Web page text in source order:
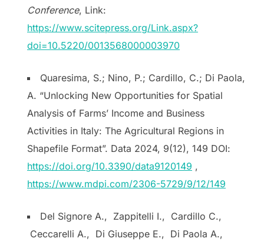
Conference, Link:
https://www.scitepress.org/Link.aspx?
doi=10.5220/0013568000003970
Quaresima, S.; Nino, P.; Cardillo, C.; Di Paola,
A. “Unlocking New Opportunities for Spatial
Analysis of Farms’ Income and Business
Activities in Italy: The Agricultural Regions in
Shapefile Format”. Data 2024, 9(12), 149 DOI:
https://doi.org/10.3390/data9120149 ,
https://www.mdpi.com/2306-5729/9/12/149
Del Signore A., Zappitelli I., Cardillo C.,
Ceccarelli A., Di Giuseppe E., Di Paola A.,